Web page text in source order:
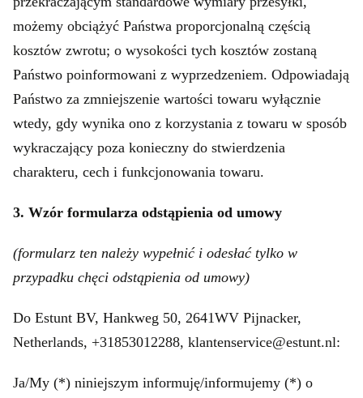
możemy obciążyć Państwa proporcjonalną częścią
kosztów zwrotu; o wysokości tych kosztów zostaną
Państwo poinformowani z wyprzedzeniem. Odpowiadają
Państwo za zmniejszenie wartości towaru wyłącznie
wtedy, gdy wynika ono z korzystania z towaru w sposób
wykraczający poza konieczny do stwierdzenia
charakteru, cech i funkcjonowania towaru.
3. Wzór formularza odstąpienia od umowy
(formularz ten należy wypełnić i odesłać tylko w
przypadku chęci odstąpienia od umowy)
Do Estunt BV, Hankweg 50, 2641WV Pijnacker,
Netherlands, +31853012288, klantenservice@estunt.nl:
Ja/My (*) niniejszym informuję/informujemy (*) o